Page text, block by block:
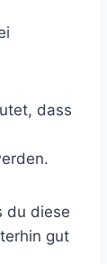
dass
du diese
gut